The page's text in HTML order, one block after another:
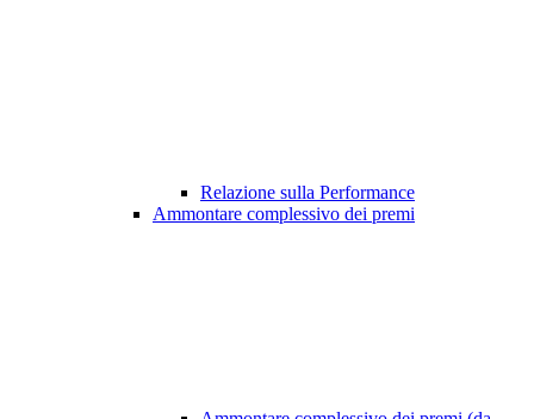
Relazione sulla Performance
Ammontare complessivo dei premi